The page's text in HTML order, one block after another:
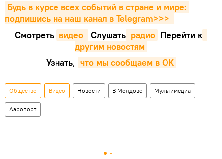
Будь в курсе всех событий в стране и мире:
подпишись на наш канал в Telegram>>>
Смотреть видео Cлушать радио Перейти к
другим новостям
Узнать, что мы сообщаем в OK
Общество Видео Новости В Молдове Мультимедиа
Аэропорт